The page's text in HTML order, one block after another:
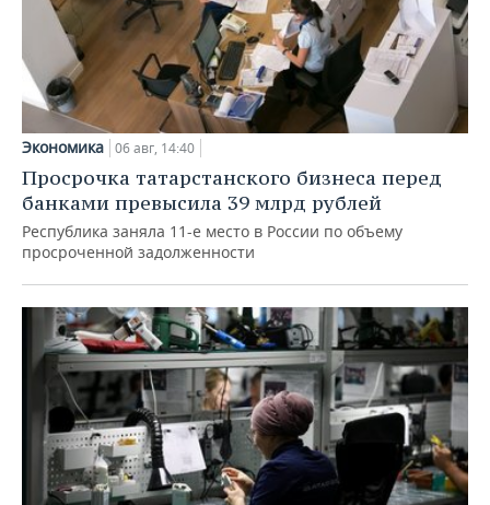
Экономика 06 авг, 14:40
Просрочка татарстанского бизнеса перед
банками превысила 39 млрд рублей
Республика заняла 11-е место в России по объему
просроченной задолженности